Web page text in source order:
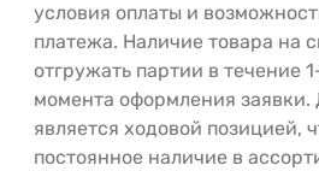
условия оплаты и
платежа. Наличие товара на
отгружать партии в течение
момента оформления заявки.
является ходовой позицией,
постоянное наличие в